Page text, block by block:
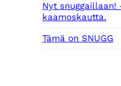
Nyt
kaamoskautta.
Tämä on SNUGG